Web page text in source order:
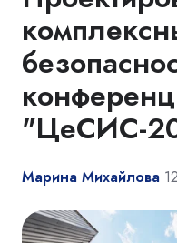
"ЦеСИС-
Марина Михайлова